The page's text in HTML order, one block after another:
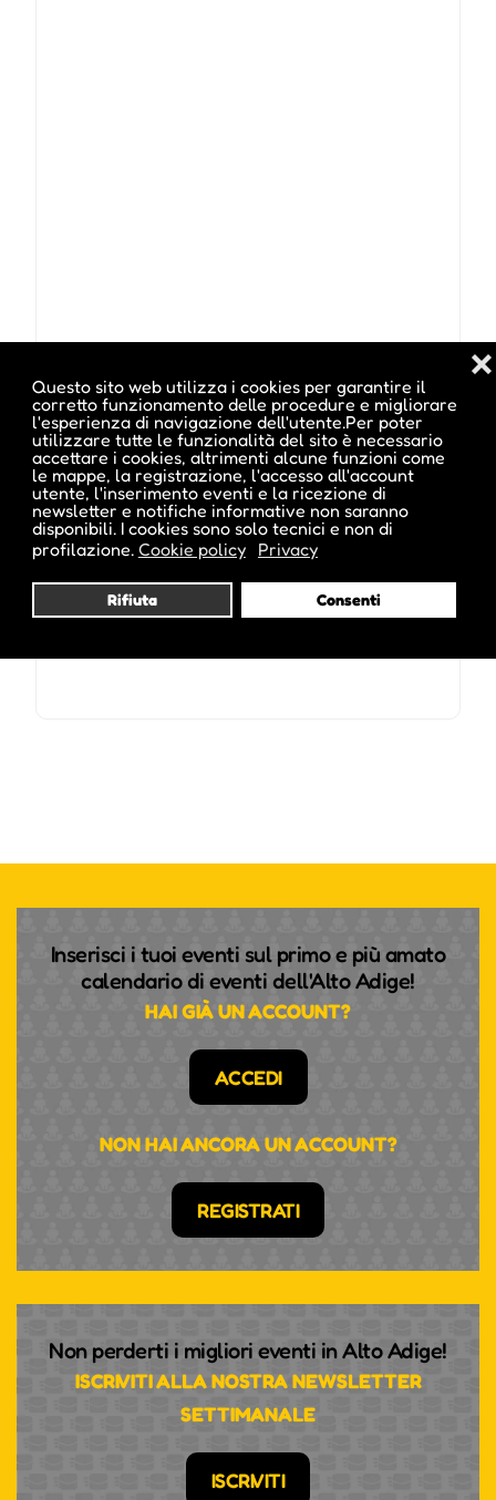
Questo sito web utilizza i cookies per garantire il
corretto funzionamento delle procedure e migliorare
l'esperienza di navigazione dell'utente.Per poter
utilizzare tutte le funzionalità del sito è necessario
accettare i cookies, altrimenti alcune funzioni come
le mappe, la registrazione, l'accesso all'account
utente, l'inserimento eventi e la ricezione di
newsletter e notifiche informative non saranno
disponibili. I cookies sono solo tecnici e non di
profilazione. Cookie policy Privacy
Rifiuta Consenti
❌
Date e orari evento :
Inserisci i tuoi eventi sul primo e più amato
calendario di eventi dell'Alto Adige!
HAI GIÀ UN ACCOUNT?
ACCEDI
NON HAI ANCORA UN ACCOUNT?
REGISTRATI
Non perderti i migliori eventi in Alto Adige!
ISCRIVITI ALLA NOSTRA NEWSLETTER
SETTIMANALE
ISCRIVITI